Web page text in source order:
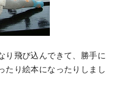
り飛び込んできて、勝手に
たり絵本になったりしまし